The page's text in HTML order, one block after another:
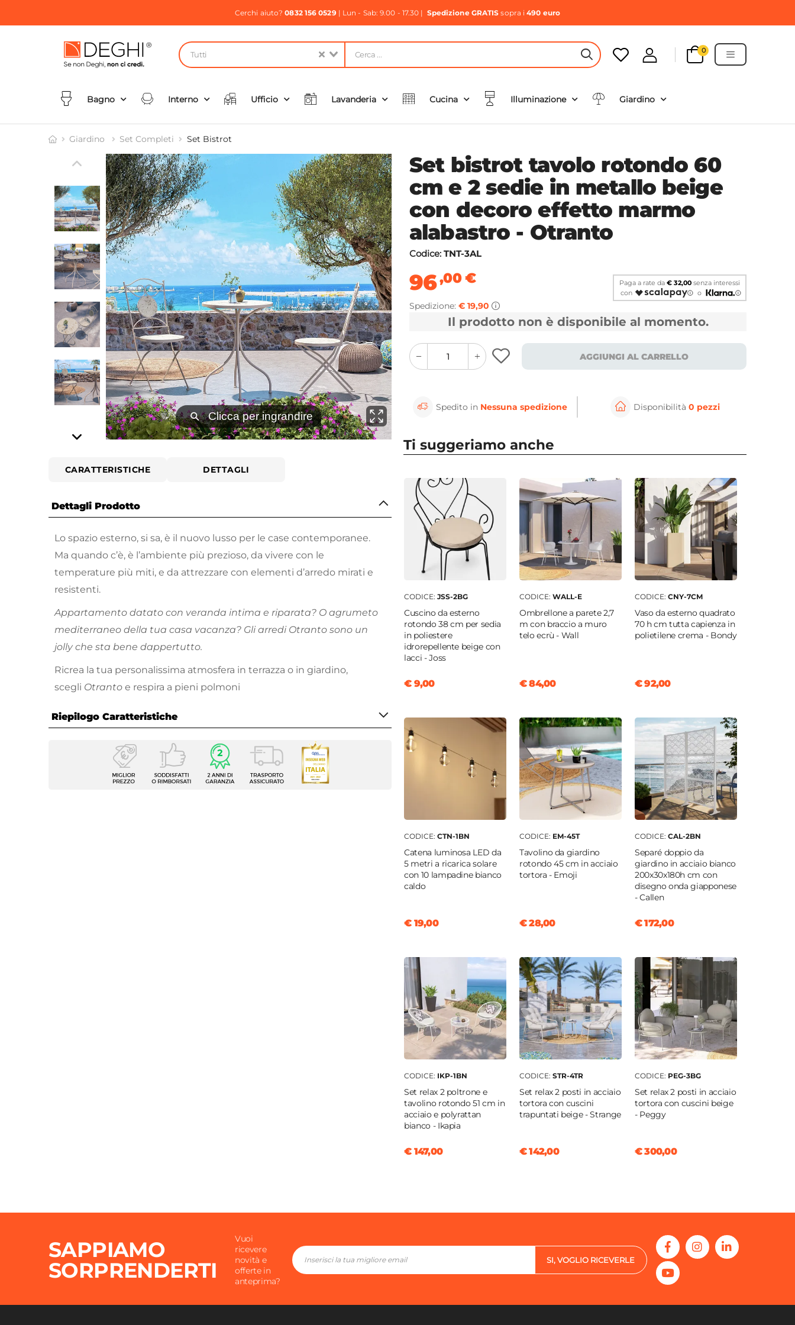
Cerchi aiuto?0832 156 0529| Lun - Sab: 9.00 - 17.30 | Spedizione GRATIS sopra i490 euro
Tutti HEADER SEARCH BUTTON
0
Bagno Interno Ufficio Lavanderia Cucina Illuminazione Giardino
Giardino Set Completi Set Bistrot
⚲ Clicca per ingrandire Clicca per ingrandire
CARATTERISTICHE DETTAGLI
Dettagli Prodotto
Lo spazio esterno, si sa, è il nuovo lusso per le case contemporanee.
Ma quando c’è, è l’ambiente più prezioso, da vivere con le
temperature più miti, e da attrezzare con elementi d’arredo mirati e
resistenti.
Appartamento datato con veranda intima e riparata? O agrumeto
mediterraneo della tua casa vacanza? Gli arredi Otranto sono un
jolly che sta bene dappertutto.
Ricrea la tua personalissima atmosfera in terrazza o in giardino,
scegli Otranto e respira a pieni polmoni
Riepilogo Caratteristiche
Caratteristiche Generali
Set bistrot
Numero Elementi
3 elementi
Set bistrot tavolo rotondo 60
cm e 2 sedie in metallo beige
con decoro effetto marmo
alabastro - Otranto
Codice: TNT-3AL
96,00€
Spedizione: € 19,90
Paga a rate da€ 32,00 senza interessi
con
o
Il prodotto non è disponibile al momento.
quantity
button
quantity
minus
button
AGGIUNGI AL CARRELLO
Spedito in Nessuna spedizione Disponibilità 0 pezzi
Ti suggeriamo anche
CODICE: JSS-2BG
Cuscino da esterno
rotondo 38 cm per sedia
in poliestere
idrorepellente beige con
lacci - Joss
€ 9,00
CODICE: WALL-E
Ombrellone a parete 2,7
m con braccio a muro
telo ecrù - Wall
€ 84,00
CODICE: CNY-7CM
Vaso da esterno quadrato
70 h cm tutta capienza in
polietilene crema - Bondy
€ 92,00
CODICE: CTN-1BN
Catena luminosa LED da
5 metri a ricarica solare
con 10 lampadine bianco
caldo
€ 19,00
CODICE: EM-45T
Tavolino da giardino
rotondo 45 cm in acciaio
tortora - Emoji
€ 28,00
CODICE: CAL-2BN
Separé doppio da
giardino in acciaio bianco
200x30x180h cm con
disegno onda giapponese
- Callen
€ 172,00
CODICE: IKP-1BN
Set relax 2 poltrone e
tavolino rotondo 51 cm in
acciaio e polyrattan
bianco - Ikapia
€ 147,00
CODICE: STR-4TR
Set relax 2 posti in acciaio
tortora con cuscini
trapuntati beige - Strange
€ 142,00
CODICE: PEG-3BG
Set relax 2 posti in acciaio
tortora con cuscini beige
- Peggy
€ 300,00
SAPPIAMO
SORPRENDERTI
Vuoi
ricevere
novità e
offerte in
anteprima?
SI, VOGLIO RICEVERLE